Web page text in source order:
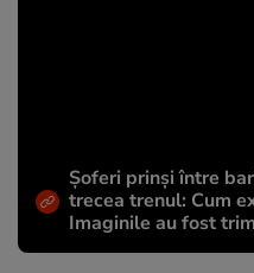
Șoferi prinși între
trecea trenul: Cum
Imaginile au fost